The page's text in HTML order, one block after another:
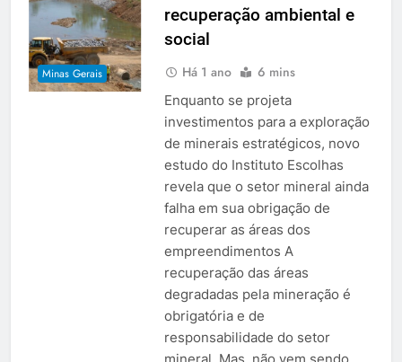
Minas Gerais
recuperação ambiental e
social
Há 1 ano 6 mins
Enquanto se projeta
investimentos para a exploração
de minerais estratégicos, novo
estudo do Instituto Escolhas
revela que o setor mineral ainda
falha em sua obrigação de
recuperar as áreas dos
empreendimentos A
recuperação das áreas
degradadas pela mineração é
obrigatória e de
responsabilidade do setor